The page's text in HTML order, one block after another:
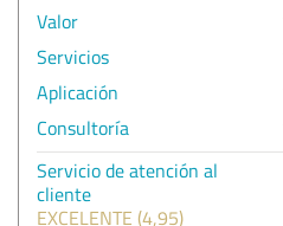
Valor
Servicios
Aplicación
Consultoría
Servicio de atención al
cliente
EXCELENTE (4,95)